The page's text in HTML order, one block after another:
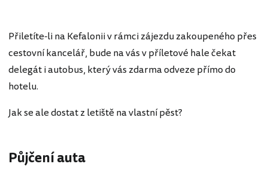
Přiletíte-li na Kefalonii v rámci zájezdu zakoupeného přes
cestovní kancelář, bude na vás v příletové hale čekat
delegát i autobus, který vás zdarma odveze přímo do
hotelu.
Jak se ale dostat z letiště na vlastní pěst?
Půjčení auta